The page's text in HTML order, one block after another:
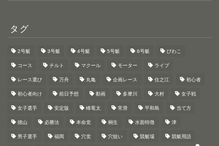
ブ
タグ
2号艇 3号艇 4号艇 5号艇 6号艇 びわこ
コース チルト マクール モーター ライブ
レース選び 万舟 丸亀 企画レース 住之江 初心者
初心者向け 前日予想 動画 多摩川 大村 女子戦
女子選手 安定版 峰竜太 常滑 平和島 当て方
徳山 必勝法 本命党 桐生 水面特徴 津
男子選手 福岡 穴党 穴狙い 競艇場 競艇用語
初心者向け